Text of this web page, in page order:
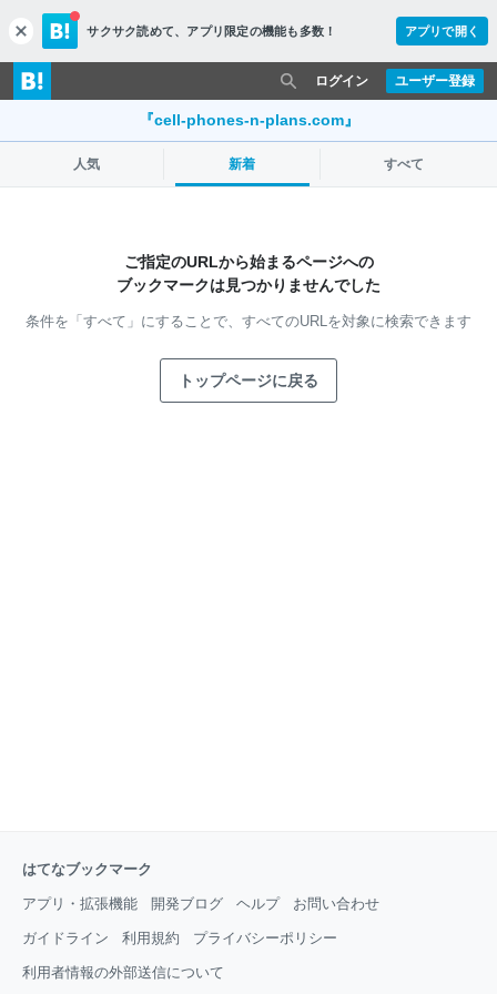
c
l
o
s
サクサク読めて、 アプリ限定の機能も多数！ アプリで開く
ユーザー登録
ログイン
『cell-phones-n-plans.com』
人気 新着 すべて
ご指定のURLから始まるページへの
ブックマークは見つかりませんでした
条件を「すべて」にすることで、 すべてのURLを対象に検索できます
トップページに戻る
はてなブックマーク
アプリ・拡張機能 開発ブログ ヘルプ お問い合わせ
ガイドライン 利用規約 プライバシーポリシー
利用者情報の外部送信について